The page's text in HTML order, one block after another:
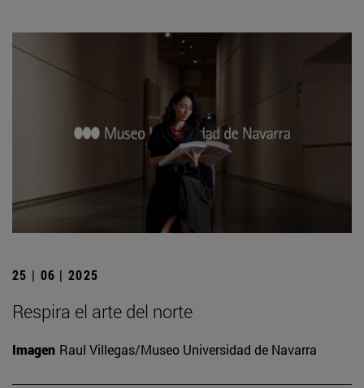
25 | 06 | 2025
Respira el arte del norte
Imagen Raul Villegas/Museo Universidad de Navarra